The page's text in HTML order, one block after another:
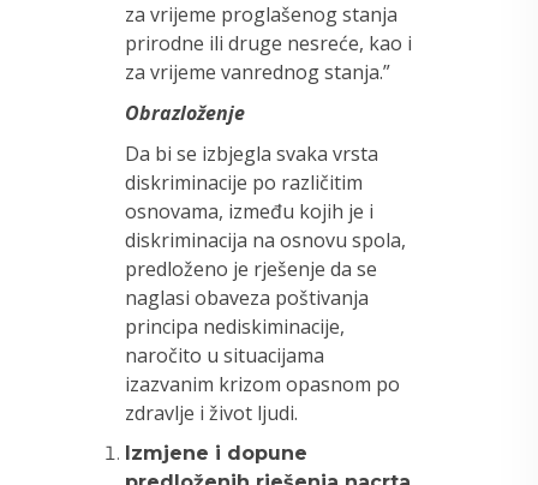
za vrijeme proglašenog stanja
prirodne ili druge nesreće, kao i
za vrijeme vanrednog stanja.”
Obrazloženje
Da bi se izbjegla svaka vrsta
diskriminacije po različitim
osnovama, između kojih je i
diskriminacija na osnovu spola,
predloženo je rješenje da se
naglasi obaveza poštivanja
principa nediskiminacije,
naročito u situacijama
izazvanim krizom opasnom po
zdravlje i život ljudi.
Izmjene i dopune